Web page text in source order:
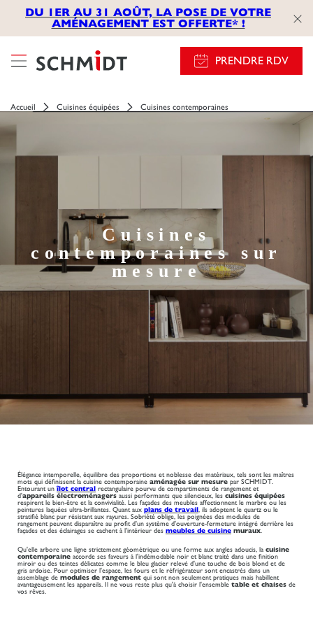
DU 1ER AU 31 AOÛT, LA POSE DE VOTRE
AMÉNAGEMENT EST OFFERTE* !
PRENDRE RDV
Accueil Cuisines équipées Cuisines contemporaines
Cuisines
contemporaines sur
mesure
Élégance intemporelle, équilibre des proportions et noblesse des matériaux, tels sont les maîtres
mots qui définissent la cuisine contemporaine aménagée sur mesure par SCHMIDT.
Entourant unîlot central rectangulaire pourvu de compartiments de rangement et
d'appareils électroménagersaussi performants que silencieux, les cuisines équipées
respirent le bien-être et la convivialité. Les façades des meubles affectionnent le marbre ou les
peintures laquées ultra-brillantes. Quant aux plans de travail , ils adoptent le quartz ou le
stratifié blanc pur résistant aux rayures. Sobriété oblige, les poignées des modules de
rangement peuvent disparaître au profit d’un système d'ouverture-fermeture intégré derrière les
façades et des éclairages se cachent à l'intérieur des meubles de cuisine muraux
Qu'elle arbore une ligne strictement géométrique ou une forme aux angles adoucis, la cuisine
contemporaine accorde ses faveurs à l'indémodable noir et blanc traité dans une finition
miroir ou des teintes délicates comme le bleu glacier relevé d'une touche de bois blond et de
gris ardoise. Pour optimiser l'espace, les fours et le réfrigérateur sont encastrés dans un
assemblage de modules de rangement qui sont non seulement pratiques mais habillent
avantageusement les appareils. Il ne vous reste plus qu'à choisir l'ensemble table et chaises de
vos rêves.